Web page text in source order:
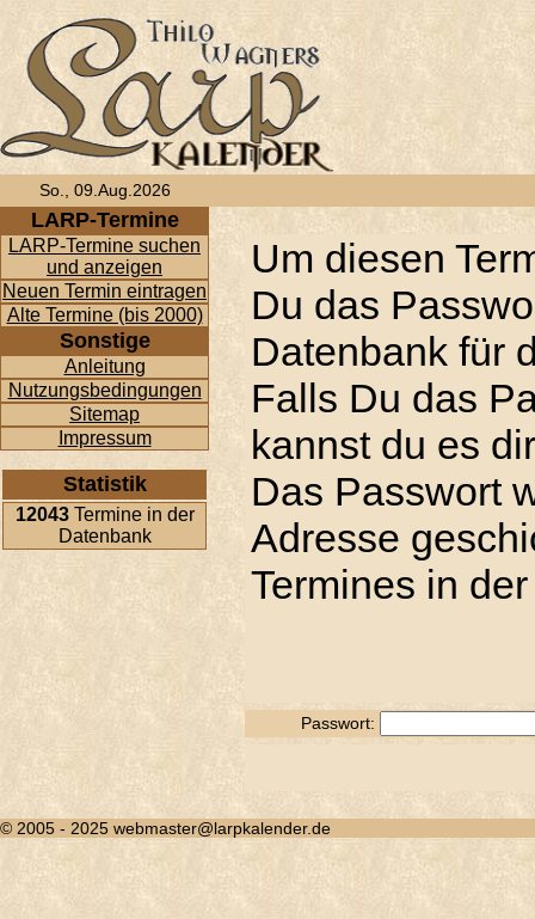
So., 09.Aug.2026
LARP-Termine
LARP-Termine suchen
und anzeigen
Neuen Termin eintragen
Alte Termine (bis 2000)
Sonstige
Anleitung
Nutzungsbedingungen
Sitemap
Impressum
Statistik
12043Termine in der
Datenbank
Um diesen
Du das
Datenbank für
Falls Du das
kannst du es
Das Passwort
Adresse
Termines in
Passwort:
© 2005 - 2025 webmaster@larpkalender.de